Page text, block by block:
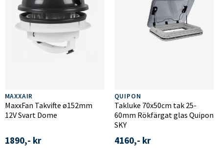
MAXXAIR
MaxxFan Takvifte ø152mm
12V Svart Dome
1890,- kr
QUIPON
Takluke 70x50cm tak 25-
60mm Rökfärgat glas Quipon
SKY
4160,- kr